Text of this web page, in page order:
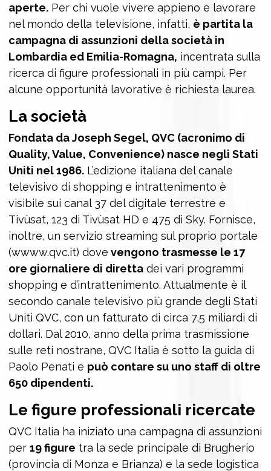
aperte.Per chi vuole vivere appieno e lavorare
nel mondo della televisione, infatti, è partita la
campagna di assunzioni della società in
Lombardia ed Emilia-Romagna, incentrata sulla
ricerca di figure professionali in più campi. Per
alcune opportunità lavorative è richiesta laurea.
La società
Fondata da Joseph Segel, QVC (acronimo di
Quality, Value, Convenience) nasce negli Stati
Uniti nel 1986.L’edizione italiana del canale
televisivo di shopping e intrattenimento è
visibile sui canal 37 del digitale terrestre e
Tivùsat, 123 di Tivùsat HD e 475 di Sky. Fornisce,
inoltre, un servizio streaming sul proprio portale
(wwww.qvc.it) dove vengono trasmesse le 17
ore giornaliere di direttadei vari programmi
shopping e d’intrattenimento. Attualmente è il
secondo canale televisivo più grande degli Stati
Uniti QVC, con un fatturato di circa 7,5 miliardi di
dollari. Dal 2010, anno della prima trasmissione
sulle reti nostrane, QVC Italia è sotto la guida di
Paolo Penati e può contare su uno staff di oltre
650 dipendenti.
Le figure professionali ricercate
QVC Italia ha iniziato una campagna di assunzioni
per 19 figure tra la sede principale di Brugherio
(provincia di Monza e Brianza) e la sede logistica